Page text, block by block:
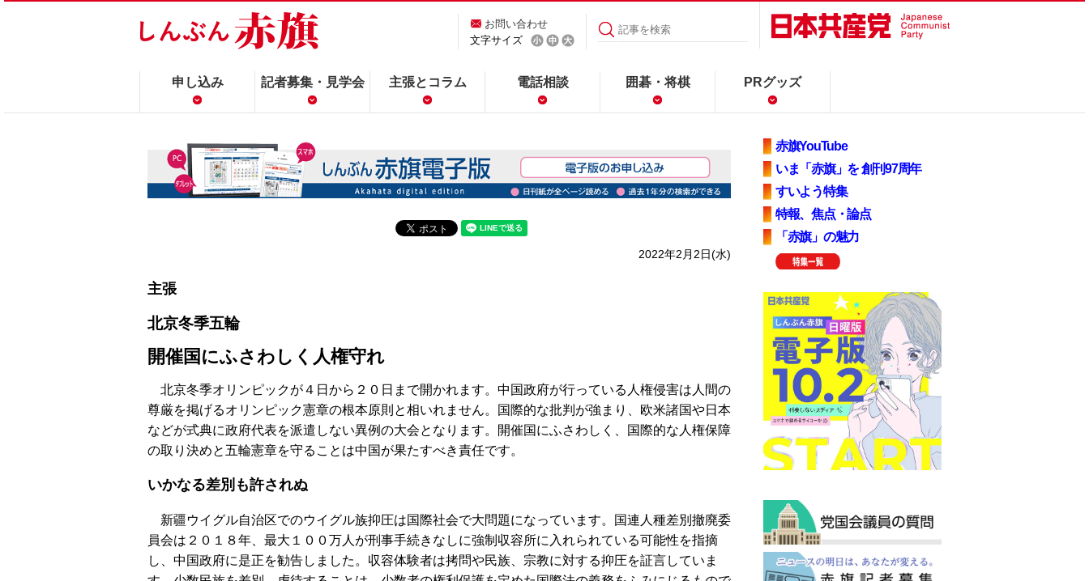
お問い合わせ
文字サイズ
申し込み 記者募集・見学会 主張とコラム 電話相談 囲碁・将棋 PRグッズ
2022年2月2日(水)
主張
北京冬季五輪
開催国にふさわしく人権守れ
北京冬季オリンピックが４日から２０日まで開かれます。中国政府が行っている人権侵害は人間の
尊厳を掲げるオリンピック憲章の根本原則と相いれません。国際的な批判が強まり、欧米諸国や日本
などが式典に政府代表を派遣しない異例の大会となります。開催国にふさわしく、国際的な人権保障
の取り決めと五輪憲章を守ることは中国が果たすべき責任です。
いかなる差別も許されぬ
新疆ウイグル自治区でのウイグル族抑圧は国際社会で大問題になっています。国連人種差別撤廃委
員会は２０１８年、最大１００万人が刑事手続きなしに強制収容所に入れられている可能性を指摘
し、中国政府に是正を勧告しました。収容体験者は拷問や民族、宗教に対する抑圧を証言していま
赤旗YouTube
いま「赤旗」を 創刊97周年
すいよう特集
特報、焦点・論点
「赤旗」の魅力